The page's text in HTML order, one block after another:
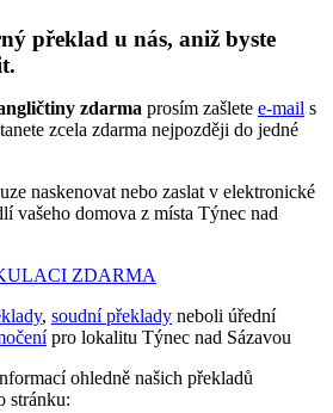
překlad u nás, aniž byste
zdarma prosím zašlete e-mail s
zcela zdarma nejpozději do jedné
naskenovat nebo zaslat v elektronické
vašeho domova z místa Týnec nad
ZDARMA
, soudní překlady neboli úřední
pro lokalitu Týnec nad Sázavou
ohledně našich překladů
stránku: